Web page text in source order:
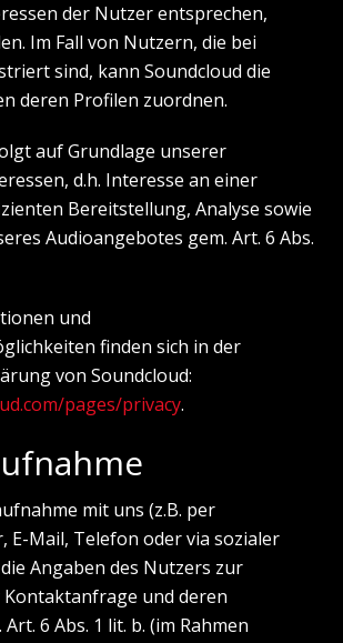
der Nutzer entsprechen,
Im Fall von Nutzern, die bei
sind, kann Soundcloud die
deren Profilen zuordnen.
auf Grundlage unserer
d.h. Interesse an einer
Bereitstellung, Analyse sowie
Audioangebotes gem. Art. 6 Abs.
und
finden sich in der
von Soundcloud:
pages/privacy.
mit uns (z.B. per
E-Mail, Telefon oder via sozialer
Angaben des Nutzers zur
und deren
6 Abs. 1 lit. b. (im Rahmen